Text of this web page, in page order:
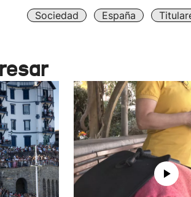
Sociedad España